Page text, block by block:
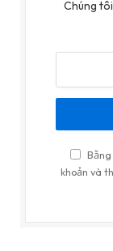
Chúng
khoản và